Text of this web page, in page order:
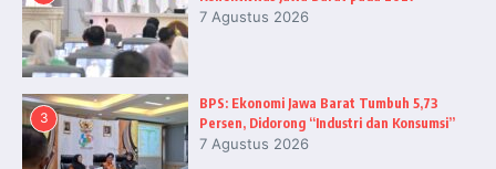
7 Agustus 2026
3
BPS: Ekonomi Jawa Barat Tumbuh 5,73
Persen, Didorong “Industri dan Konsumsi”
7 Agustus 2026